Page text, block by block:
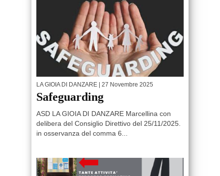
LA GIOIA DI DANZARE | 27 Novembre 2025
Safeguarding
ASD LA GIOIA DI DANZARE Marcellina con
delibera del Consiglio Direttivo del 25/11/2025.
in osservanza del comma 6...